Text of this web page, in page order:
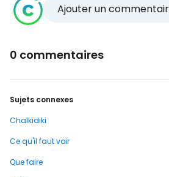
Ajouter un
0 commentaires
Sujets connexes
Chalkidiki
Ce qu'il faut voir
Que faire